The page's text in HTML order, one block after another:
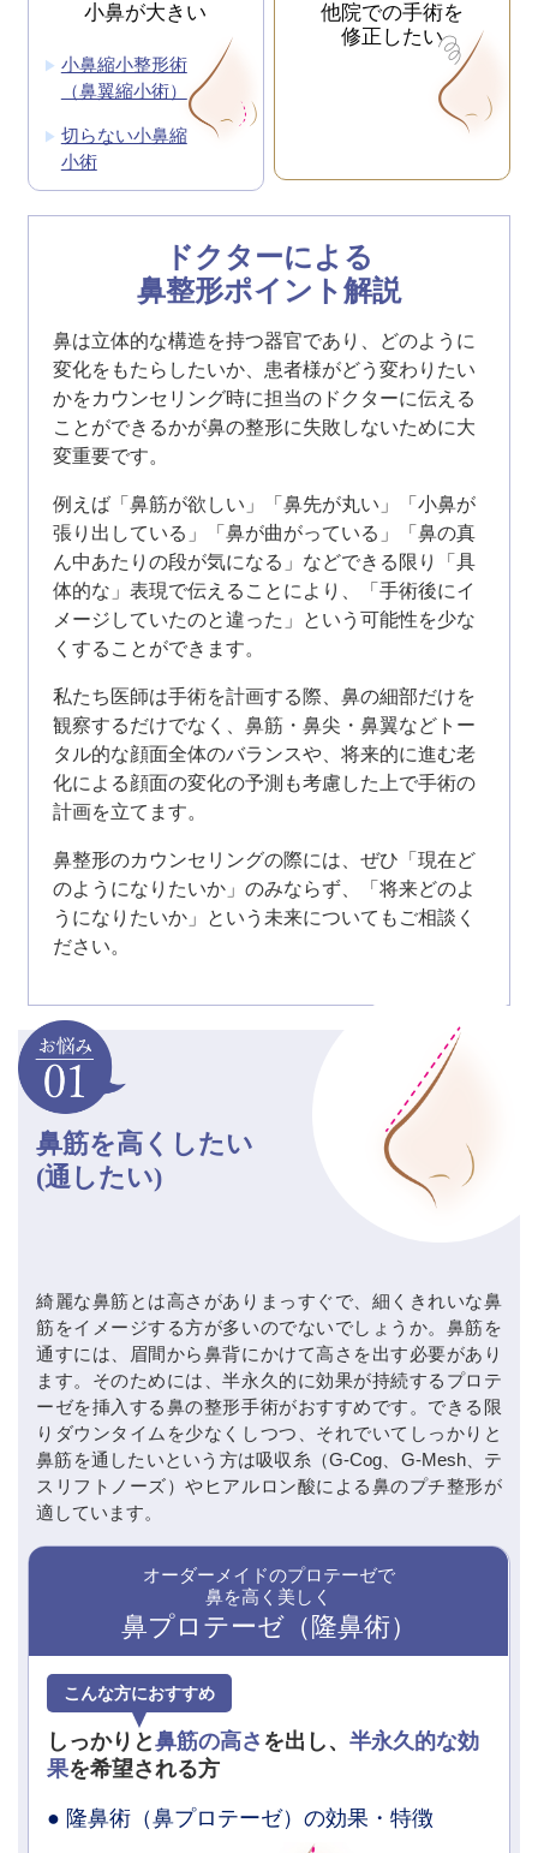
小鼻が大きい
小鼻縮小整形術
（鼻翼縮小術）
切らない小鼻縮
小術
他院での手術を
修正したい
ドクターによる
鼻整形ポイント解説
鼻は立体的な構造を持つ器官であり、どのように
変化をもたらしたいか、患者様がどう変わりたい
かをカウンセリング時に担当のドクターに伝える
ことができるかが鼻の整形に失敗しないために大
変重要です。
例えば「鼻筋が欲しい」「鼻先が丸い」「小鼻が
張り出している」「鼻が曲がっている」「鼻の真
ん中あたりの段が気になる」などできる限り「具
体的な」表現で伝えることにより、「手術後にイ
メージしていたのと違った」という可能性を少な
くすることができます。
私たち医師は手術を計画する際、鼻の細部だけを
観察するだけでなく、鼻筋・鼻尖・鼻翼などトー
タル的な顔面全体のバランスや、将来的に進む老
化による顔面の変化の予測も考慮した上で手術の
計画を立てます。
鼻整形のカウンセリングの際には、ぜひ「現在ど
のようになりたいか」のみならず、「将来どのよ
うになりたいか」という未来についてもご相談く
ださい。
鼻筋を高くしたい
(通したい)
綺麗な鼻筋とは高さがありまっすぐで、細くきれいな鼻
筋をイメージする方が多いのでないでしょうか。鼻筋を
通すには、眉間から鼻背にかけて高さを出す必要があり
ます。そのためには、半永久的に効果が持続するプロテ
ーゼを挿入する鼻の整形手術がおすすめです。できる限
りダウンタイムを少なくしつつ、それでいてしっかりと
鼻筋を通したいという方は吸収糸（G-Cog、G-Mesh、テ
スリフトノーズ）やヒアルロン酸による鼻のプチ整形が
適しています。
オーダーメイドのプロテーゼで
鼻を高く美しく
鼻プロテーゼ（隆鼻術）
こんな方におすすめ
しっかりと鼻筋の高さ を出し、半永久的な効
果を希望される方
● 隆鼻術（鼻プロテーゼ）の効果・特徴